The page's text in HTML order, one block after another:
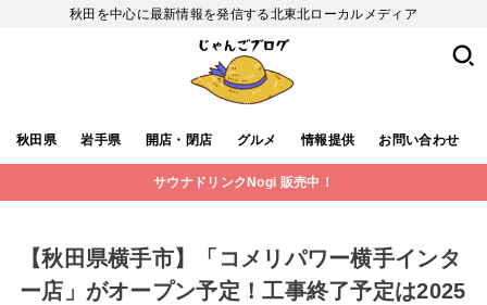
秋田を中心に最新情報を発信する北東北ローカルメディア
秋田県 岩手県 開店・閉店 グルメ 情報提供 お問い合わせ
サウナドリンクNogi 販売中！
【秋田県横手市】「コメリパワー横手インタ
ー店」がオープン予定！工事終了予定は2025